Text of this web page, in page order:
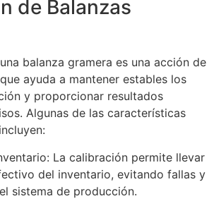
de Balanzas
balanza gramera es una acción de
ayuda a mantener estables los
y proporcionar resultados
Algunas de las características
La calibración permite llevar
del inventario, evitando fallas y
sistema de producción.